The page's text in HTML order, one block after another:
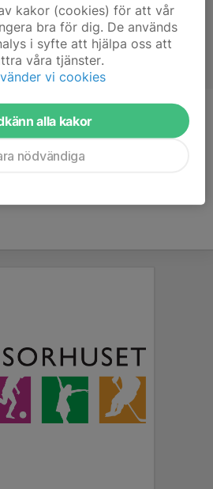
kakor (cookies) för att vår
bra för dig. De används
i syfte att hjälpa oss att
våra tjänster.
vi cookies
alla kakor
nödvändiga